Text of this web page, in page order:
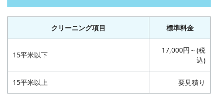
クリーニング項目 標準料金
15平米以下
17,000円～(税
込)
15平米以上 要見積り